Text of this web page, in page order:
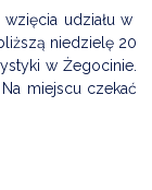
udziału w
niedzielę 20
w Żegocinie.
miejscu czekać